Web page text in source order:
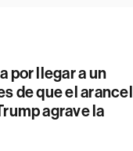
por llegar a un
de que el arancel
agrave la